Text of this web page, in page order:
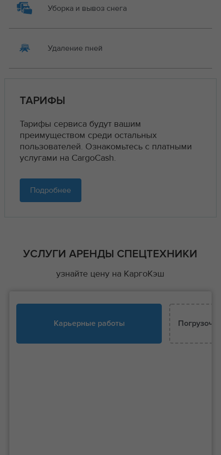
Уборка и вывоз снега
Удаление пней
ТАРИФЫ
Тарифы сервиса будут вашим
преимуществом среди остальных
пользователей. Ознакомьтесь с платными
услугами на CargoCash.
Подробнее
УСЛУГИ АРЕНДЫ СПЕЦТЕХНИКИ
узнайте цену на КаргоКэш
Карьерные работы